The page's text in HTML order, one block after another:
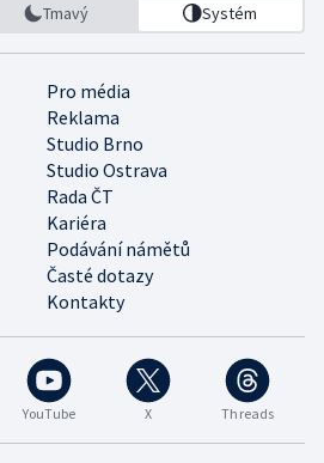
Tmavý Systém
Pro média
Reklama
Studio Brno
Studio Ostrava
Rada ČT
Kariéra
Podávání námětů
Časté dotazy
Kontakty
YouTube X Threads